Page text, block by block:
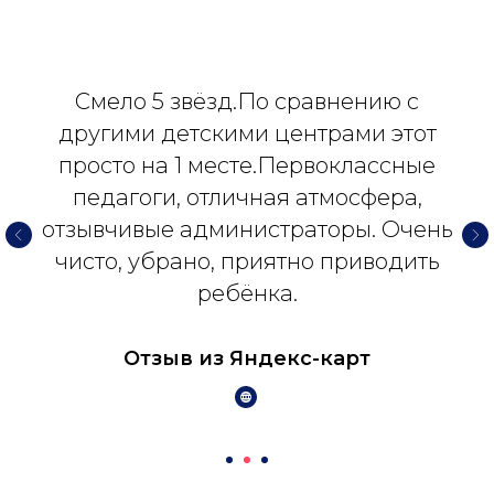
Смело 5 звёзд.По сравнению с
другими детскими центрами этот
просто на 1 месте.Первоклассные
педагоги, отличная атмосфера,
отзывчивые администраторы. Очень
чисто, убрано, приятно приводить
ребёнка.
Отзыв из Яндекс-карт